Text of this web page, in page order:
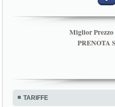
Miglior
PRENOTA
TARIFFE